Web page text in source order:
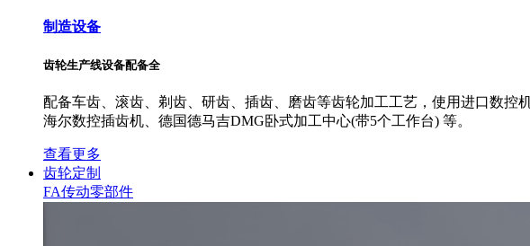
制造设备
齿轮生产线设备配备全
配备车齿、滚齿、剃齿、研齿、插齿、磨齿等齿轮加工工艺，使用进口数
海尔数控插齿机、德国德马吉DMG卧式加工中心(带5个工作台) 等。
查看更多
齿轮定制
FA传动零部件